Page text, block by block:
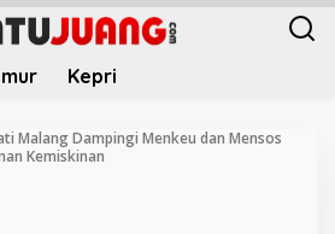
Kepri
Malang Dampingi Menkeu dan Mensos
Kemiskinan